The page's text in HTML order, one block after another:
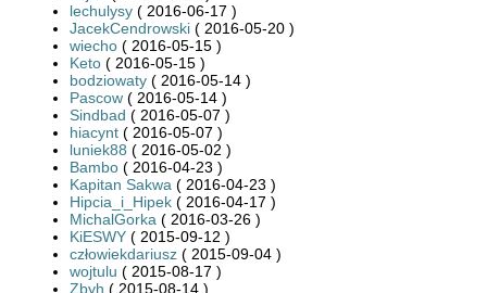
lechulysy ( 2016-06-17 )
JacekCendrowski ( 2016-05-20 )
wiecho ( 2016-05-15 )
Keto ( 2016-05-15 )
bodziowaty ( 2016-05-14 )
Pascow ( 2016-05-14 )
Sindbad ( 2016-05-07 )
hiacynt ( 2016-05-07 )
luniek88 ( 2016-05-02 )
Bambo ( 2016-04-23 )
Kapitan Sakwa ( 2016-04-23 )
Hipcia_i_Hipek ( 2016-04-17 )
MichalGorka ( 2016-03-26 )
KiESWY ( 2015-09-12 )
człowiekdariusz ( 2015-09-04 )
wojtulu ( 2015-08-17 )
Zbyh ( 2015-08-14 )